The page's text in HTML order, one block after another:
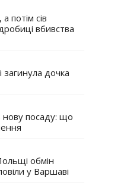
потім сів
вбивства
загинула дочка
посаду: що
обмін
у Варшаві